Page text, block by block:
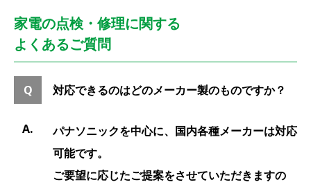
家電の点検・修理に関する
よくあるご質問
対応できるのはどのメーカー製のものですか？
パナソニックを中心に、国内各種メーカーは対応
可能です。
ご要望に応じたご提案をさせていただきますの